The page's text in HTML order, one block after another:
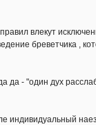
влекут
бреветчика ,
да - "один дух
индивидуальный